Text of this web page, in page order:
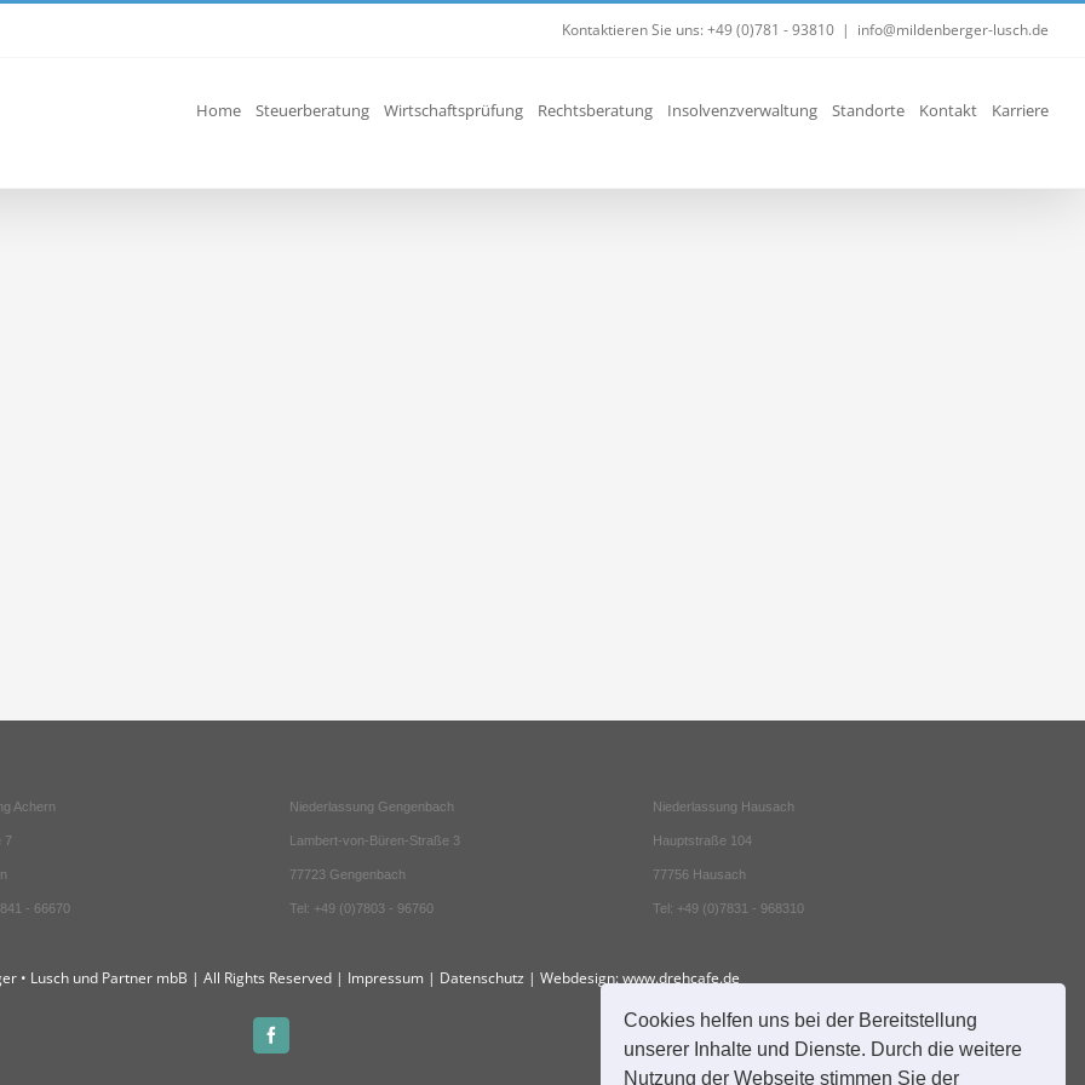
Cookies helfen uns bei der Bereitstellung
unserer Inhalte und Dienste. Durch die weitere
Nutzung der Webseite stimmen Sie der
Kontaktieren Sie uns: +49 (0)781 - 93810 | info@mildenberger-lusch.de
Home Steuerberatung Wirtschaftsprüfung Rechtsberatung Insolvenzverwaltung Standorte Kontakt Karriere
Achern
7
- 66670
Niederlassung Gengenbach
Lambert-von-Büren-Straße 3
77723 Gengenbach
Tel: +49 (0)7803 - 96760
Niederlassung Hausach
Hauptstraße 104
77756 Hausach
Tel: +49 (0)7831 - 968310
• Lusch und Partner mbB | All Rights Reserved | Impressum | Datenschutz | Webdesign:www.drehcafe.de
Facebook